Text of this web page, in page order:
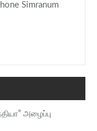
Simranum
அழைப்பு